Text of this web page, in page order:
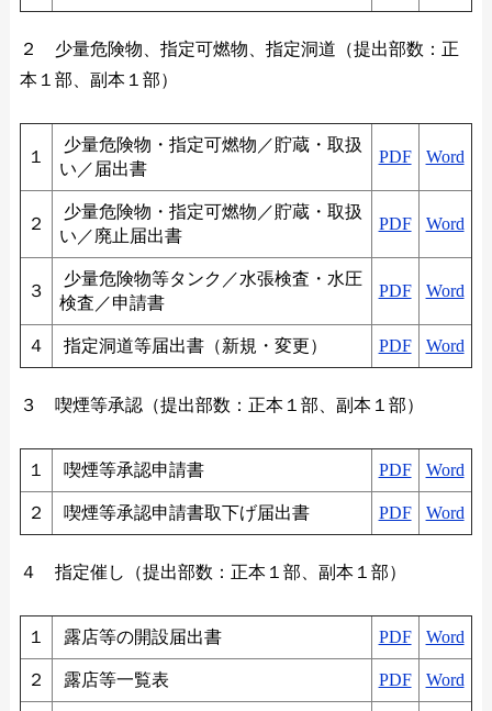
２ 少量危険物、指定可燃物、指定洞道（提出部数：正
本１部、副本１部）
１
少量危険物・指定可燃物／貯蔵・取扱
い／届出書
PDF Word
２
少量危険物・指定可燃物／貯蔵・取扱
い／廃止届出書
PDF Word
３
少量危険物等タンク／水張検査・水圧
検査／申請書
PDF Word
４ 指定洞道等届出書（新規・変更） PDF Word
３ 喫煙等承認（提出部数：正本１部、副本１部）
１ 喫煙等承認申請書 PDF Word
２ 喫煙等承認申請書取下げ届出書 PDF Word
４ 指定催し（提出部数：正本１部、副本１部）
１ 露店等の開設届出書 PDF Word
２ 露店等一覧表 PDF Word